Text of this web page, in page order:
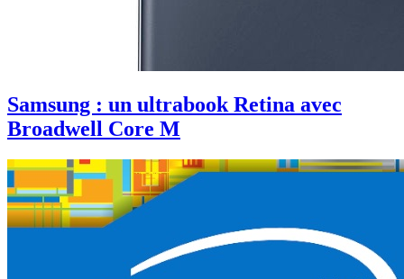
Samsung : un ultrabook Retina avec
Broadwell Core M